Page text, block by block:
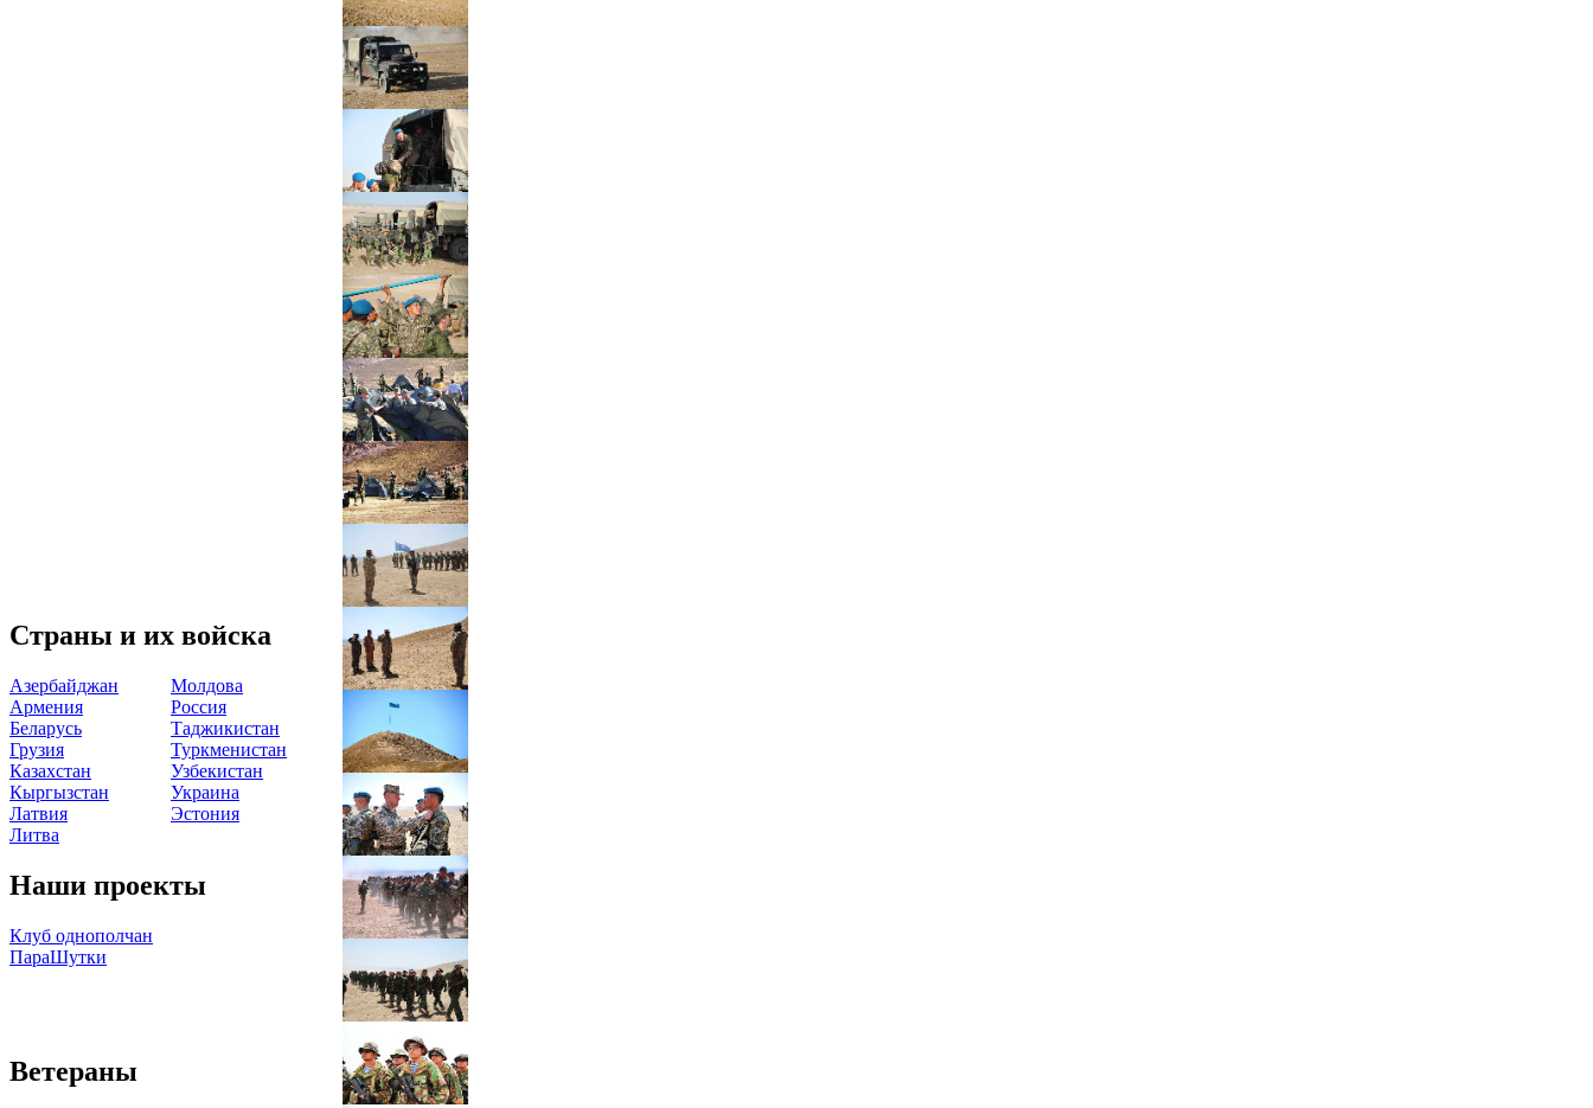
Страны и их войска
Азербайджан
Армения
Беларусь
Грузия
Казахстан
Кыргызстан
Латвия
Литва
Молдова
Россия
Таджикистан
Туркменистан
Узбекистан
Украина
Эстония
Наши проекты
Клуб однополчан
ПараШутки
Ветераны